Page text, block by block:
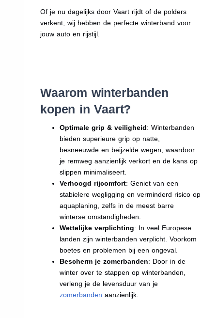
Of je nu dagelijks door Vaart rijdt of de polders
verkent, wij hebben de perfecte winterband voor
jouw auto en rijstijl.
Waarom winterbanden
kopen in Vaart?
Optimale grip & veiligheid: Winterbanden
bieden superieure grip op natte,
besneeuwde en beijzelde wegen, waardoor
je remweg aanzienlijk verkort en de kans op
slippen minimaliseert.
Verhoogd rijcomfort: Geniet van een
stabielere wegligging en verminderd risico op
aquaplaning, zelfs in de meest barre
winterse omstandigheden.
Wettelijke verplichting: In veel Europese
landen zijn winterbanden verplicht. Voorkom
boetes en problemen bij een ongeval.
Bescherm je zomerbanden: Door in de
winter over te stappen op winterbanden,
verleng je de levensduur van je
zomerbanden aanzienlijk.